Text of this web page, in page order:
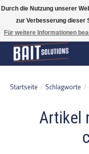
Gratis verzending vanaf 50 euro
verzonden | België vanaf 70 euro
Startseite / Schlagworte /
Artikel
Durch die Nutzung unserer
zur Verbesserung dieser
Für weitere Informationen